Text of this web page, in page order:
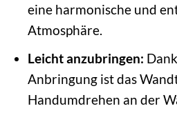
eine harmonische und
Atmosphäre.
Leicht anzubringen:
Anbringung ist das
Handumdrehen an der